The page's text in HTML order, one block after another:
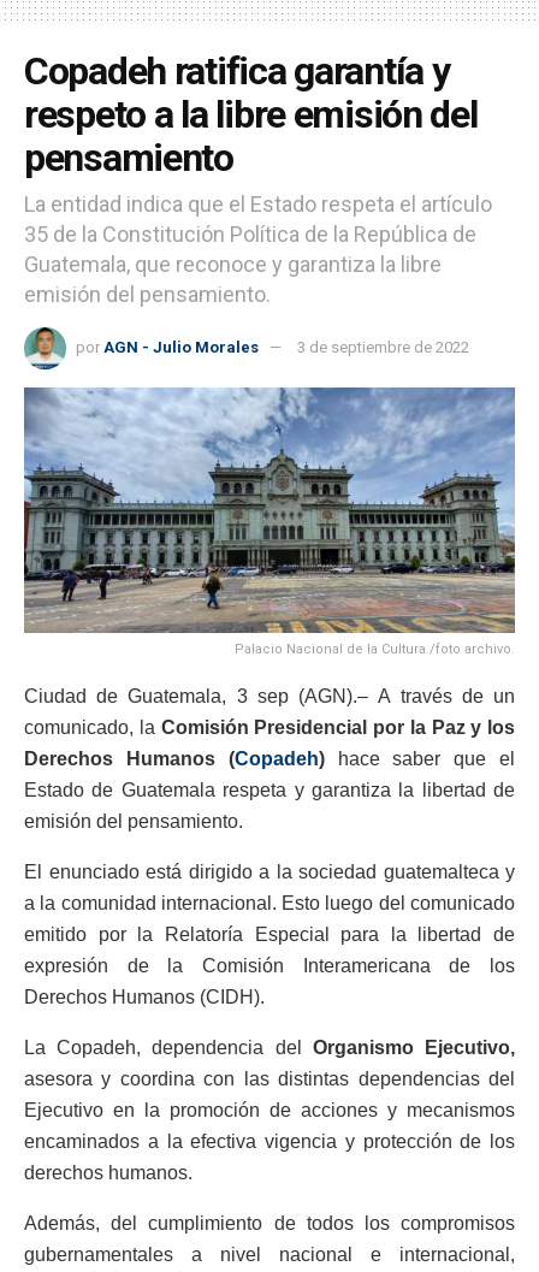
Copadeh ratifica garantía y
respeto a la libre emisión del
pensamiento
La entidad indica que el Estado respeta el artículo
35 de la Constitución Política de la República de
Guatemala, que reconoce y garantiza la libre
emisión del pensamiento.
por AGN - Julio Morales 3 de septiembre de 2022
Palacio Nacional de la Cultura./foto archivo.
Ciudad de Guatemala, 3 sep (AGN).– A través de un
comunicado, la Comisión Presidencial por la Paz y los
Derechos Humanos (Copadeh)
hace saber que el
Estado de Guatemala respeta y garantiza la libertad de
emisión del pensamiento.
El enunciado está dirigido a la sociedad guatemalteca y
a la comunidad internacional. Esto luego del comunicado
emitido por la Relatoría Especial para la libertad de
expresión de la Comisión Interamericana de los
Derechos Humanos (CIDH).
La Copadeh, dependencia del Organismo Ejecutivo,
asesora y coordina con las distintas dependencias del
Ejecutivo en la promoción de acciones y mecanismos
encaminados a la efectiva vigencia y protección de los
derechos humanos.
Además, del cumplimiento de todos los compromisos
gubernamentales a nivel nacional e internacional,